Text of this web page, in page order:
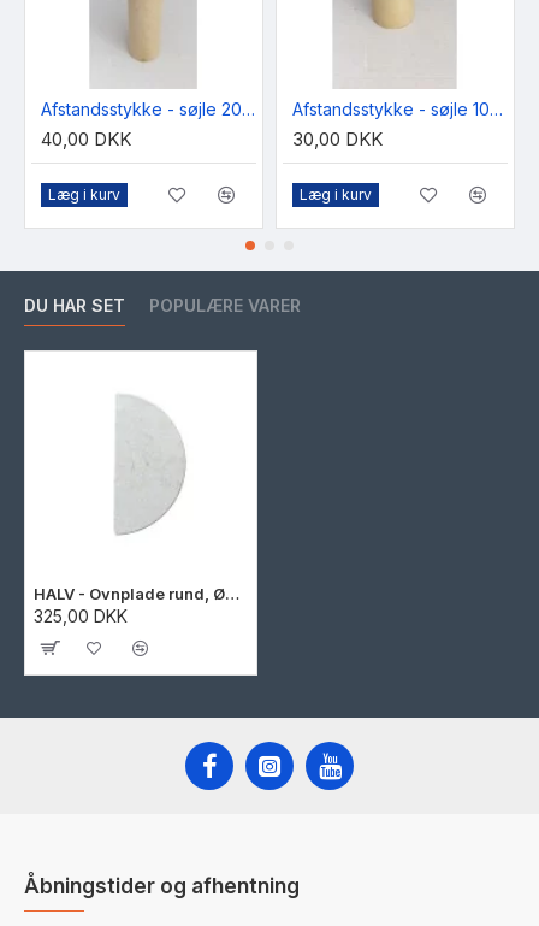
Afstandsstykke - søjle 200mm
40,00 DKK
Læg i kurv
Afstandsstykke - søjle 100mm
30,00 DKK
Læg i kurv
DU HAR SET POPULÆRE VARER
HALV - Ovnplade rund, Ø52 cm x 18 mm
325,00 DKK
Åbningstider og afhentning